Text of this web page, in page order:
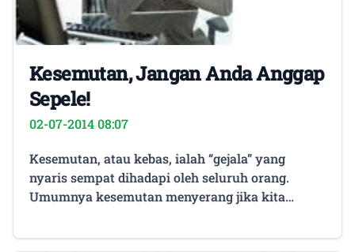
Kesemutan, Jangan Anda Anggap
Sepele!
02-07-2014 08:07
Kesemutan, atau kebas, ialah “gejala” yang
nyaris sempat dihadapi oleh seluruh orang.
Umumnya kesemutan menyerang jika kita
spesifik, umpamanya duduk sembari melipat